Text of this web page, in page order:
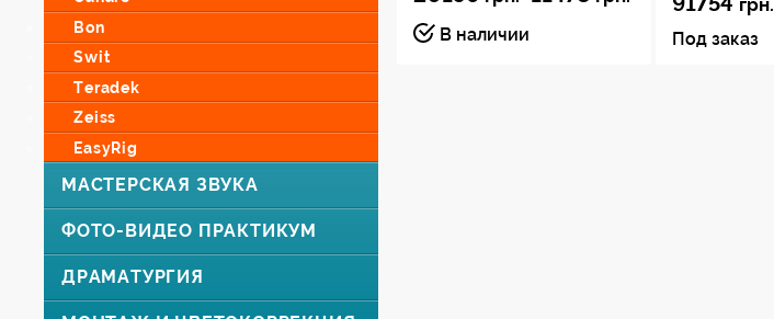
Bon
Swit
Teradek
Zeiss
EasyRig
МАСТЕРСКАЯ ЗВУКА
ФОТО-ВИДЕО ПРАКТИКУМ
ДРАМАТУРГИЯ
В наличии
грн.
Под заказ